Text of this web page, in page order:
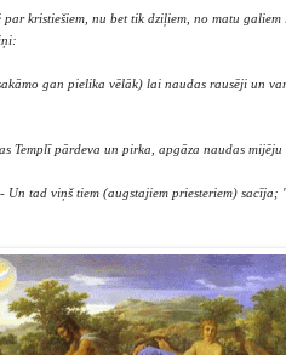
kristiešiem, nu bet tik dziļiem, no matu
gan pielika vēlāk) lai naudas rausēji un
Templī pārdeva un pirka, apgāza naudas
Un tad viņš tiem (augstajiem priesteriem)